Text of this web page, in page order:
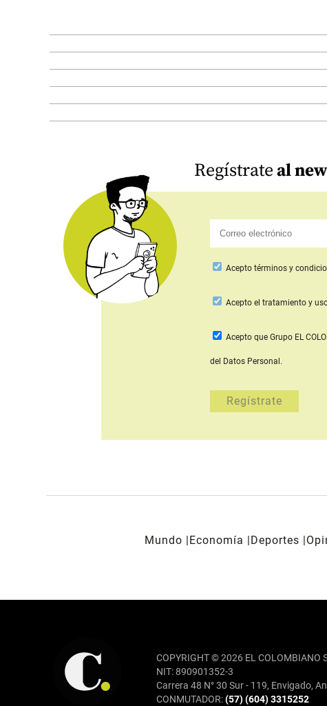
Regístrateal
Acepto términos y
Aceptoel tratamiento y
Acepto que Grupo EL
del Datos Personal.
Mundo Economía Deportes
COPYRIGHT © 2026 EL COLOMBIANO
NIT: 890901352-3
Carrera 48 N° 30 Sur - 119, Envigado,
CONMUTADOR:(57) (604) 3315252